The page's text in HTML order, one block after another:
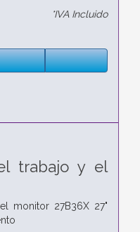
*IVA Incluido
trabajo y el
monitor 27B36X 27"